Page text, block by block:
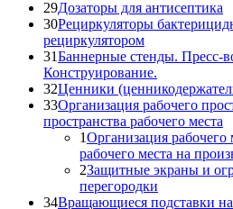
29Дозаторы для антисептика
30Рециркуляторы
рециркулятором
31Баннерные стенды. Пресс-
Конструирование.
32Ценники
33Организация рабочего
пространства рабочего места
1Организация рабочего
рабочего места на
2Защитные экраны и
перегородки
34Вращающиеся подставки